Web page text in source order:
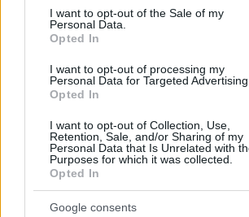
consent section.
I want to opt-out of the Sale of my
Personal Data.
Opted In
I want to opt-out of processing my
Personal Data for Targeted Advertising.
Opted In
I want to opt-out of Collection, Use,
Retention, Sale, and/or Sharing of my
Personal Data that Is Unrelated with
Purposes for which it was collected.
Opted In
Google consents
numero delle vittime è in aumento, ha detto”.
Leggi anche:
Valide preoccupazioni? la Svezia teme
la terrà fuori dalla NATO
gli esperti sono positivi!
cibo #denaro #inflazione
tetto massimo dei prezzi